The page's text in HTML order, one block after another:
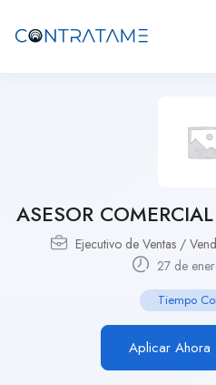
ASESOR
Ejecutivo de Ventas /
27 de
Tiempo
Aplicar Ahora